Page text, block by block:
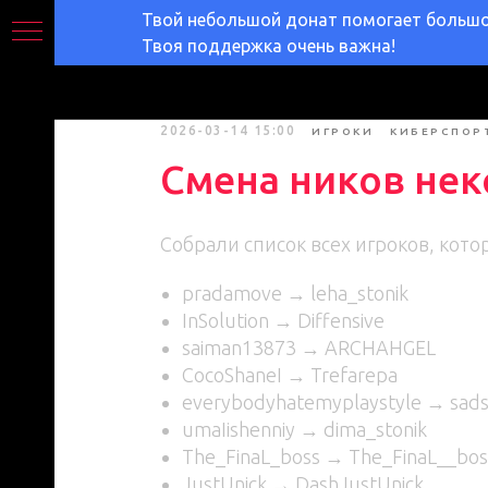
Твой небольшой донат помогает
Твоя поддержка очень важна!
2026-03-14 15:00 ИГРОКИ
Смена ников
Собрали список всех игроков,
pradamove → leha_stonik
InSolution → Diffensive
saiman13873 → ARCHAHGEL
CocoShaneI → Trefarepa
everybodyhatemyplaystyle →
umaIishenniy → dima_stonik
The_FinaL_boss →
JustUnick → DashJustUnick